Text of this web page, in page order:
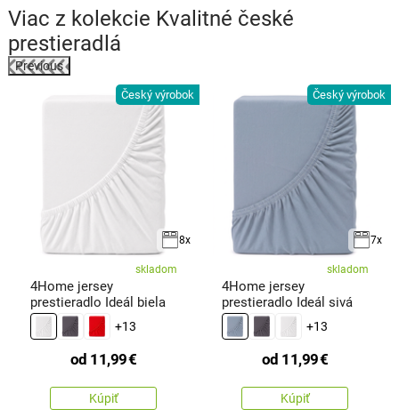
Viac z kolekcie Kvalitné české
prestieradlá
Previous
Český výrobok
8x
skladom
4Home jersey
prestieradlo Ideál biela
+13
od 11,99€
Kúpiť
Český výrobok
7x
skladom
4Home jersey
prestieradlo Ideál sivá
+13
od 11,99€
Kúpiť